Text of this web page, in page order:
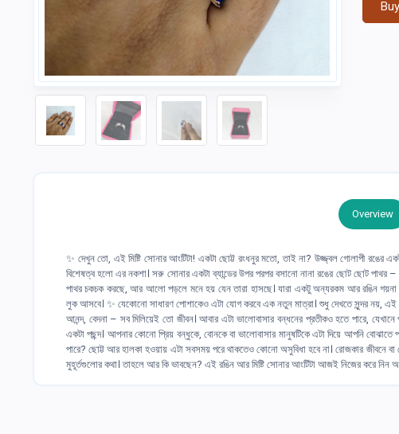
Overview
✨ দেখুন তো, এই মিষ্টি সোনার আংটিটা! একটা ছোট্ট রংধনুর মতো, তাই না? উজ্জ্বল গোলাপী রঙের
বিশেষত্ব হলো এর নকশা। সরু সোনার একটা ব্যান্ডের উপর পরপর বসানো নানা রঙের ছোট ছোট
পাথর চকচক করছে, আর আলো পড়লে মনে হয় যেন তারা হাসছে। যারা একটু অন্যরকম আর রঙিন গয়না
লুক আসবে। ✨ যেকোনো সাধারণ পোশাকেও এটা যোগ করবে এক নতুন মাত্রা। শুধু দেখতে সুন্দর নয়, এই
আনন্দ, বেদনা – সব মিলিয়েই তো জীবন। আবার এটা ভালোবাসার বন্ধনের প্রতীকও হতে পারে,
একটা পছন্দ। আপনার কোনো প্রিয় বন্ধুকে, বোনকে বা ভালোবাসার মানুষটিকে এটা দিয়ে আপনি
পারে? ছোট্ট আর হালকা হওয়ায় এটা সবসময় পরে থাকতেও কোনো অসুবিধা হবে না। রোজকার জীবনে
মুহূর্তগুলোর কথা। তাহলে আর কি ভাবছেন? এই রঙিন আর মিষ্টি সোনার আংটিটা আজই নিজের করে